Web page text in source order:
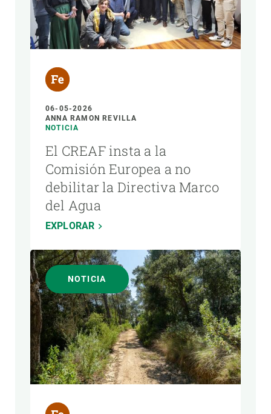
06-05-2026
ANNA RAMON REVILLA
NOTICIA
El CREAF insta a la
Comisión Europea a no
debilitar la Directiva Marco
del Agua
EXPLORAR
NOTICIA